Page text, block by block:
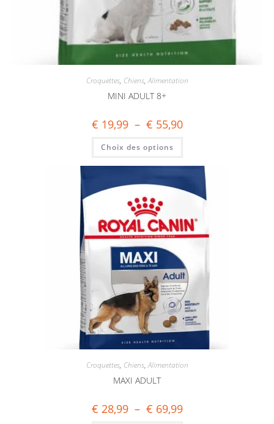
Croquettes, Chiens,Alimentation
MINI ADULT 8+
€ 19,99 – € 55,90
Choix des options
Croquettes, Chiens,Alimentation
MAXI ADULT
€ 28,99 – € 69,99